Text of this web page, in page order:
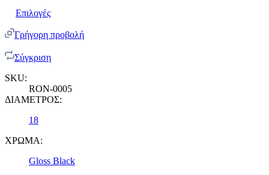
Επιλογές
Γρήγορη προβολή
Σύγκριση
SKU:
RON-0005
ΔΙΑΜΕΤΡΟΣ:
18
ΧΡΩΜΑ:
Gloss Black